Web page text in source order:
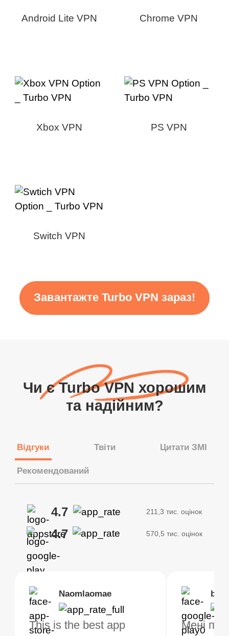
Android Lite VPN Chrome VPN
Xbox VPN PS VPN
Switch VPN
Завантажте Turbo VPN зараз!
Чи є Turbo VPN хорошим
та надійним?
Відгуки Твіти Цитати ЗМІ
Рекомендований
4.7 211,3 тис. оцінок
4.7 570,5 тис. оцінок
Naomlaomae
This is the best app
Мені
Kirtisha Samant
Найкращий
Я
Brias
VPN працює! у
Foutrrrrrr
Дуже